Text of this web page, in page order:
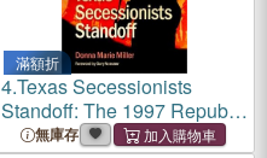
滿額折
4.Texas Secessionists
Standoff: The 1997 Republic
of Texas War
無庫存